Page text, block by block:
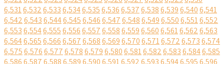
6,5316,5326,5336,5346,5356,5366,5376,5386,5396,5406,541
6,5426,5436,5446,5456,5466,5476,5486,5496,5506,5516,552
6,5536,5546,5556,5566,5576,5586,5596,5606,5616,5626,563
6,5646,5656,5666,5676,5686,5696,5706,5716,5726,5736,574
6,5756,5766,5776,5786,5796,5806,5816,5826,5836,5846,585